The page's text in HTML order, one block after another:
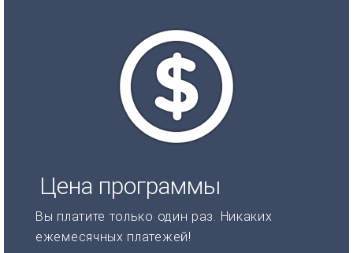
Цена программы
Вы платите только один раз. Никаких
ежемесячных платежей!